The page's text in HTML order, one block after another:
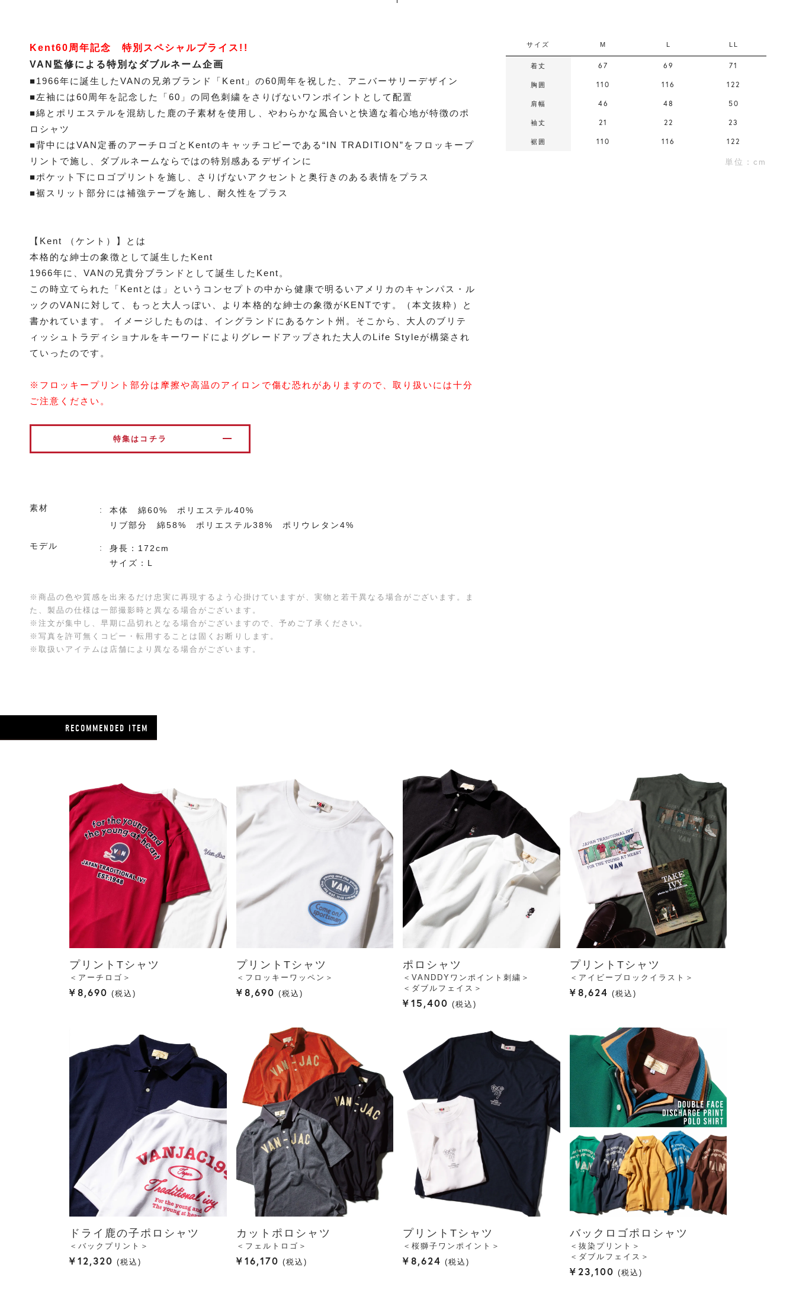
Kent60周年記念 特別スペシャルプライス!!
VAN監修による特別なダブルネーム企画
■1966年に誕生したVANの兄弟ブランド「Kent」の60周年を祝した、アニバーサリーデザイン
■左袖には60周年を記念した「60」の同色刺繍をさりげないワンポイントとして配置
■綿とポリエステルを混紡した鹿の子素材を使用し、やわらかな風合いと快適な着心地が特徴のポ
ロシャツ
■背中にはVAN定番のアーチロゴとKentのキャッチコピーである“IN TRADITION”をフロッキープ
リントで施し、ダブルネームならではの特別感あるデザインに
■ポケット下にロゴプリントを施し、さりげないアクセントと奥行きのある表情をプラス
■裾スリット部分には補強テープを施し、耐久性をプラス
【Kent （ケント）】とは
本格的な紳士の象徴として誕生したKent
1966年に、VANの兄貴分ブランドとして誕生したKent。
この時立てられた「Kentとは」というコンセプトの中から健康で明るいアメリカのキャンパス・ル
ックのVANに対して、もっと大人っぽい、より本格的な紳士の象徴がKENTです。（本文抜粋）と
書かれています。 イメージしたものは、イングランドにあるケント州。そこから、大人のブリテ
ィッシュトラディショナルをキーワードによりグレードアップされた大人のLife Styleが構築され
ていったのです。
※フロッキープリント部分は摩擦や高温のアイロンで傷む恐れがありますので、取り扱いには十分
ご注意ください。
特集はコチラ
素材
本体 綿60% ポリエステル40%
リブ部分 綿58% ポリエステル38% ポリウレタン4%
モデル
身長：172cm
サイズ：L
※商品の色や質感を出来るだけ忠実に再現するよう心掛けていますが、実物と若干異なる場合がございます。ま
た、製品の仕様は一部撮影時と異なる場合がございます。
※注文が集中し、早期に品切れとなる場合がございますので、予めご了承ください。
※写真を許可無くコピー・転用することは固くお断りします。
※取扱いアイテムは店舗により異なる場合がございます。
サイズ M
着丈 67 69 71
胸囲 110 116 122
肩幅 46 48 50
袖丈 21 22 23
裾囲 110 116 122
単位：cm
RECOMMENDED ITEM
プリントTシャツ
＜アーチロゴ＞
¥8,690 税込
プリントTシャツ
＜フロッキーワッペン＞
¥8,690 税込
ポロシャツ
＜VANDDYワンポイント刺繍＞
＜ダブルフェイス＞
¥15,400 税込
プリントTシャツ
＜アイビーブロックイラスト＞
¥8,624 税込
ドライ鹿の子ポロシャツ
＜バックプリント＞
¥12,320 税込
カットポロシャツ
＜フェルトロゴ＞
¥16,170 税込
プリントTシャツ
＜桜獅子ワンポイント＞
¥8,624 税込
バックロゴポロシャツ
＜抜染プリント＞
＜ダブルフェイス＞
¥23,100 税込